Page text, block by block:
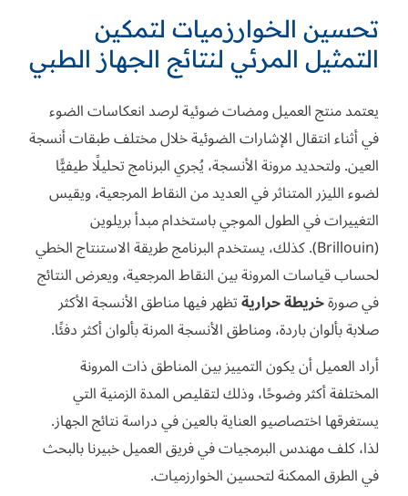
تحسين الخوارزميات لتمكين
التمثيل المرئي لنتائج الجهاز الطبي
يعتمد منتج العميل ومضات ضوئية لرصد انعكاسات الضوء
في أثناء انتقال الإشارات الضوئية خلال مختلف طبقات أنسجة
العين. ولتحديد مرونة الأنسجة، يُجري البرنامج تحليلًا طيفيًّا
لضوء الليزر المتناثر في العديد من النقاط المرجعية، ويقيس
التغييرات في الطول الموجي باستخدام مبدأ بريلوين
(Brillouin). كذلك، يستخدم البرنامج طريقة الاستنتاج الخطي
لحساب قياسات المرونة بين النقاط المرجعية، ويعرض النتائج
في صورةخريطة حراريةتظهر فيها مناطق الأنسجة الأكثر
صلابة بألوان باردة، ومناطق الأنسجة المرنة بألوان أكثر دفئًا.
أراد العميل أن يكون التمييز بين المناطق ذات المرونة
المختلفة أكثر وضوحًا، وذلك لتقليص المدة الزمنية التي
يستغرقها اختصاصيو العناية بالعين في دراسة نتائج الجهاز.
لذا، كلف مهندس البرمجيات في فريق العميل خبيرنا بالبحث
في الطرق الممكنة لتحسين الخوارزميات.